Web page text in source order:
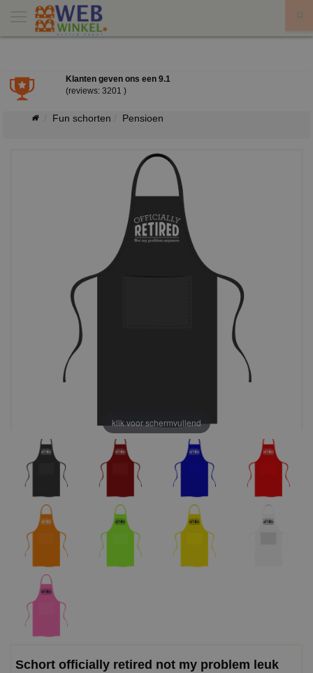
Klanten geven ons een 9.1
(reviews: 3201 )
Fun schorten Pensioen
klik voor schermvullend
Schort officially retired not my problem leuk